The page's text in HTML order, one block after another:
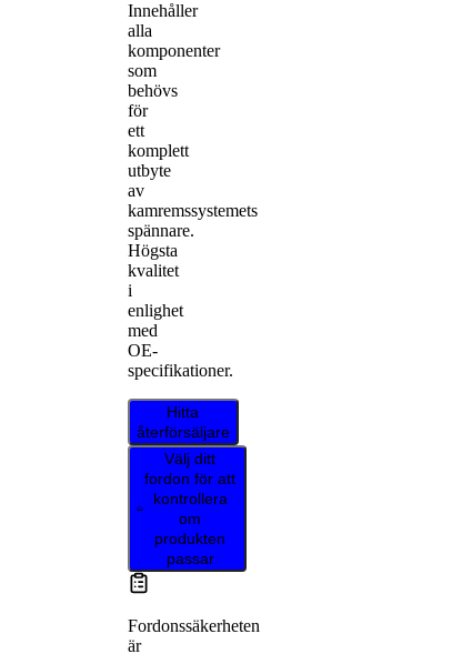
Innehåller
alla
komponenter
som
behövs
för
ett
komplett
utbyte
av
kamremssystemets
spännare.
Högsta
kvalitet
i
enlighet
med
OE-
specifikationer.
Hitta
återförsäljare
Välj ditt
fordon för att
kontrollera
om
produkten
passar
Fordonssäkerheten
är